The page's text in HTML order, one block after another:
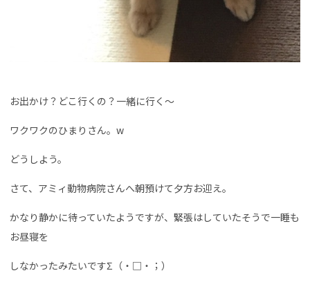
お出かけ？どこ行くの？一緒に行く〜
ワクワクのひまりさん。w
どうしよう。
さて、アミィ動物病院さんへ朝預けて夕方お迎え。
かなり静かに待っていたようですが、緊張はしていたそうで一睡も
お昼寝を
しなかったみたいですΣ（・□・；）